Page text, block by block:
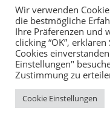
Ausflug
Impressum
Datenschutz
English Version
Top 10 Tiere
Top
Top 20 Altstädte
Wir verwenden
die bestmögliche
Ihre Präferenzen und
clicking “OK”,
Cookies
Einstellungen"
Zustimmung zu
Cookie Einstellungen